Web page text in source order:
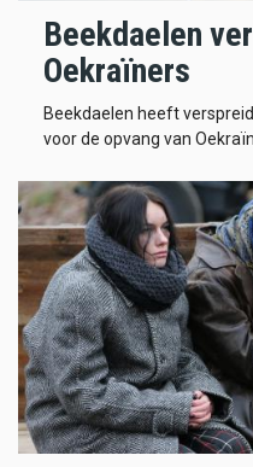
Beekdaelen
Oekraïners
Beekdaelen heeft
voor de opvang van